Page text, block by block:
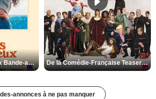
Les Matins merveilleux Bande-annonce VF De la Comédie-Française Teaser VF
annonces à ne pas manquer